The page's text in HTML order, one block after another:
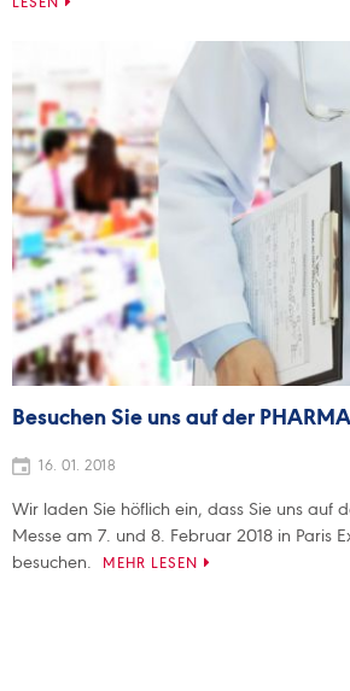
Besuchen Sie uns auf der
16. 01. 2018
Wir laden Sie höflich ein, dass Sie uns auf
Messe am 7. und 8. Februar 2018 in Paris
besuchen.
MEHR LESEN